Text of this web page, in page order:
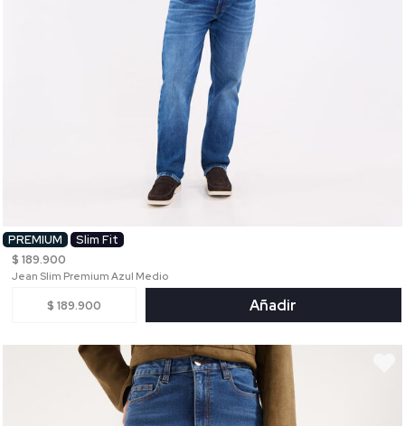
PREMIUM
Slim Fit
$ 189.900
Jean Slim Premium Azul Medio
$ 189.900 Añadir